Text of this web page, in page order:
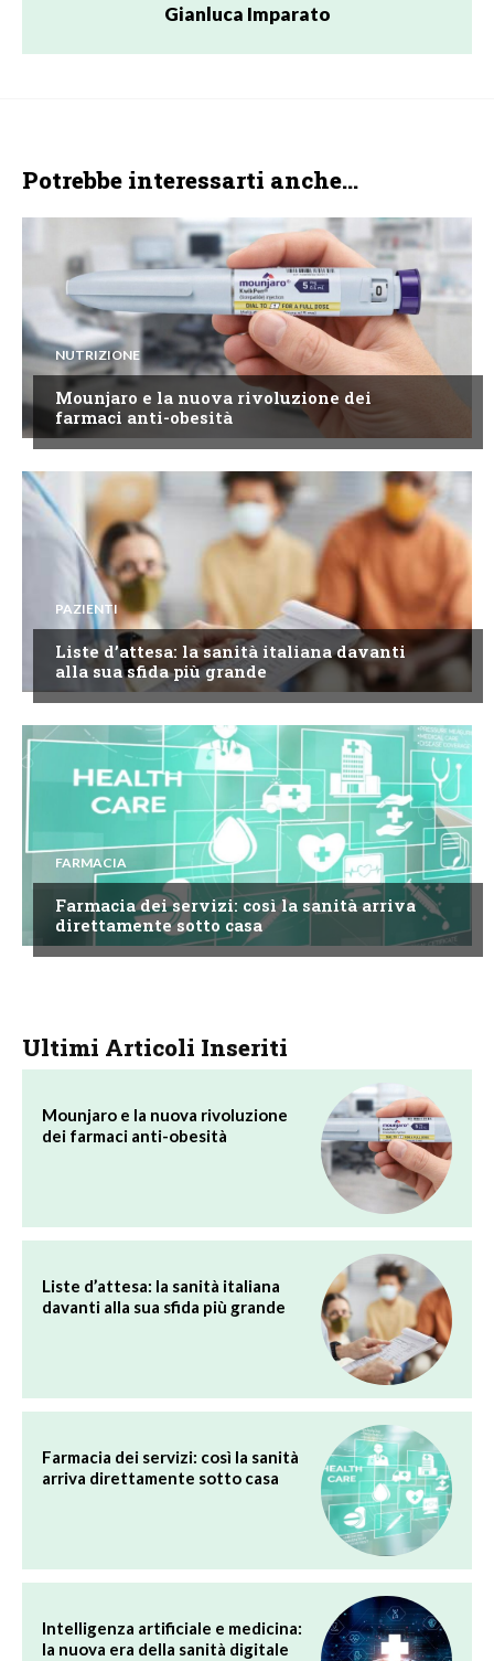
Gianluca Imparato
Potrebbe interessarti anche...
NUTRIZIONE
Mounjaro e la nuova rivoluzione dei
farmaci anti-obesità
PAZIENTI
Liste d’attesa: la sanità italiana davanti
alla sua sfida più grande
FARMACIA
Farmacia dei servizi: così la sanità arriva
direttamente sotto casa
Ultimi Articoli Inseriti
Mounjaro e la nuova rivoluzione
dei farmaci anti-obesità
Liste d’attesa: la sanità italiana
davanti alla sua sfida più grande
Farmacia dei servizi: così la sanità
arriva direttamente sotto casa
Intelligenza artificiale e medicina:
la nuova era della sanità digitale